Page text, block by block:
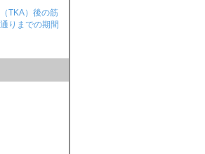
TKA）後の筋
りまでの期間